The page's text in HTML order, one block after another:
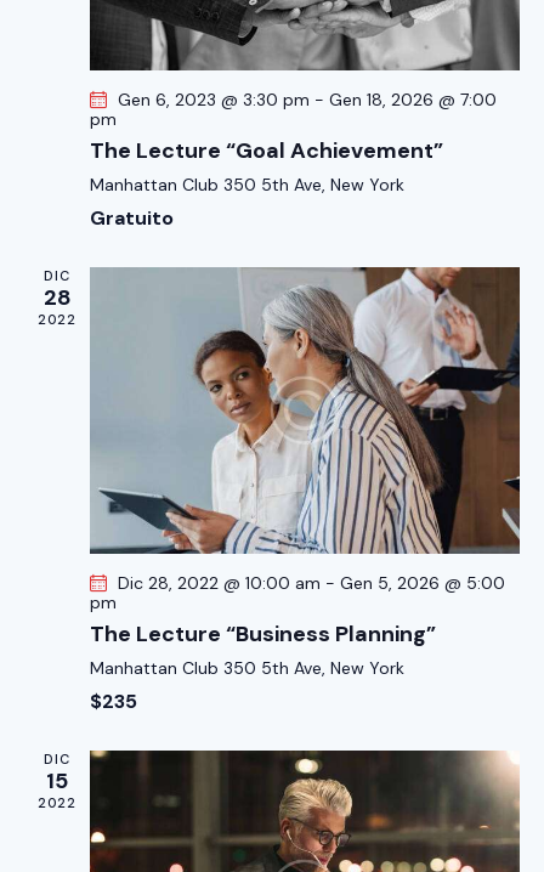
c
a
e
v
i
N
a
v
i
g
a
z
i
o
n
i
g
n
Gen 6, 2023 @ 3:30 pm - Gen 18, 2026 @ 7:00
pm
The Lecture “Goal Achievement”
Manhattan Club 350 5th Ave, New York
Gratuito
DIC
28
2022
Dic 28, 2022 @ 10:00 am - Gen 5, 2026 @ 5:00
pm
The Lecture “Business Planning”
Manhattan Club 350 5th Ave, New York
$235
DIC
15
2022